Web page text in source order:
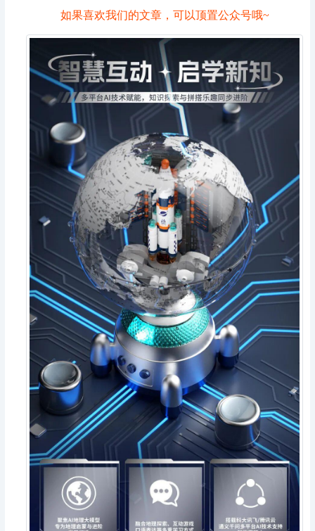
如果喜欢我们的文章，可以顶置公众号哦~